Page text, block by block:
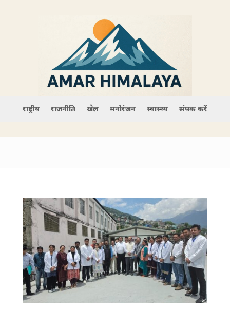
राष्ट्रीय राजनीति खेल मनोरंजन स्वास्थ्य संपर्क करें